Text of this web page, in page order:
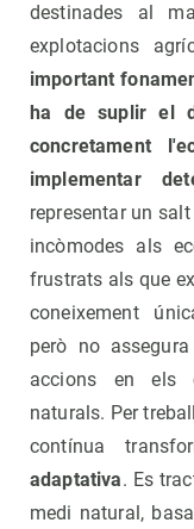
destinades al
explotacions
important
ha de suplir el
concretament
implementar
representar un
incòmodes als
frustrats als que
coneixement
però no
accions en els
naturals. Per
contínua
adaptativa. Es
medi natural,